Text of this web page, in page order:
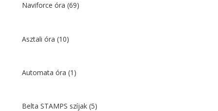
Naviforce óra (69)
Asztali óra (10)
Automata óra (1)
Belta STAMPS szíjak (5)